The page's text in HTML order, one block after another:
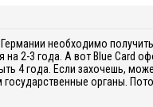
необходимо
2-3 года. А вот Blue Card
4 года. Если захочешь,
органы.